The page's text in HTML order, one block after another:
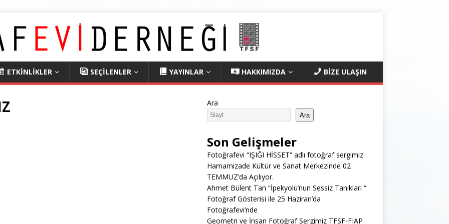
ETKİNLİKLER SEÇİLENLER YAYINLAR HAKKIMIZDA BİZE ULAŞIN
Ara
Ara
Son Gelişmeler
Fotoğrafevi “IŞIĞI HİSSET” adlı fotoğraf sergimiz
Hamamizade Kültür ve Sanat Merkezinde 02
TEMMUZ’da Açılıyor.
Ahmet Bülent Tan “İpekyolu’nun Sessiz Tanıkları “
Fotoğraf Gösterisi ile 25 Haziran’da
Fotoğrafevi’nde
Geometri ve İnsan Fotoğraf Sergimiz TFSF-FIAP